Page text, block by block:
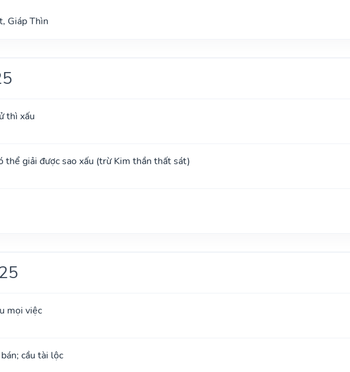
Giáp Thìn
thì xấu
thể giải được sao xấu (trừ Kim thần thất sát)
mọi việc
cầu tài lộc